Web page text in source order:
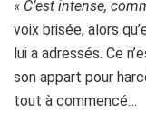
« C’est intense,
voix brisée, alors
lui a adressés. Ce
son appart pour
tout à commencé…